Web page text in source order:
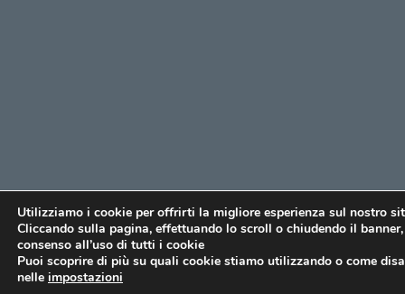
Utilizziamo i cookie per offrirti la migliore esperienza sul nostro
Cliccando sulla pagina, effettuando lo scroll o chiudendo il
consenso all’uso di tutti i cookie
Puoi scoprire di più su quali cookie stiamo utilizzando o come
nelle impostazioni